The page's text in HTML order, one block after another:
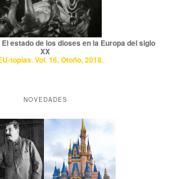
estado de los dioses en la Europa del siglo
XX
topías. Vol. 16, Otoño, 2018.
NOVEDADES